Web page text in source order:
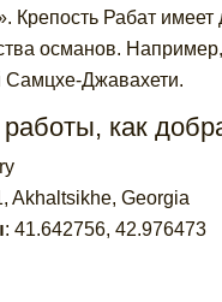
Крепость Рабат
османов.
Джавахети.
как
Akhaltsikhe, Georgia
: 41.642756, 42.976473